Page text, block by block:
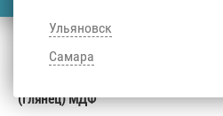
Ульяновск
Самара
Каталог
Стеллажи
»
Стеллаж со стеклом ИСС-600 к
(глянец) МДФ